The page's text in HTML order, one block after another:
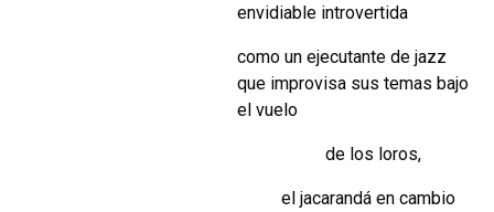
envidiable introvertida
como un ejecutante de jazz
que improvisa sus temas bajo
el vuelo
de los loros,
el jacarandá en cambio